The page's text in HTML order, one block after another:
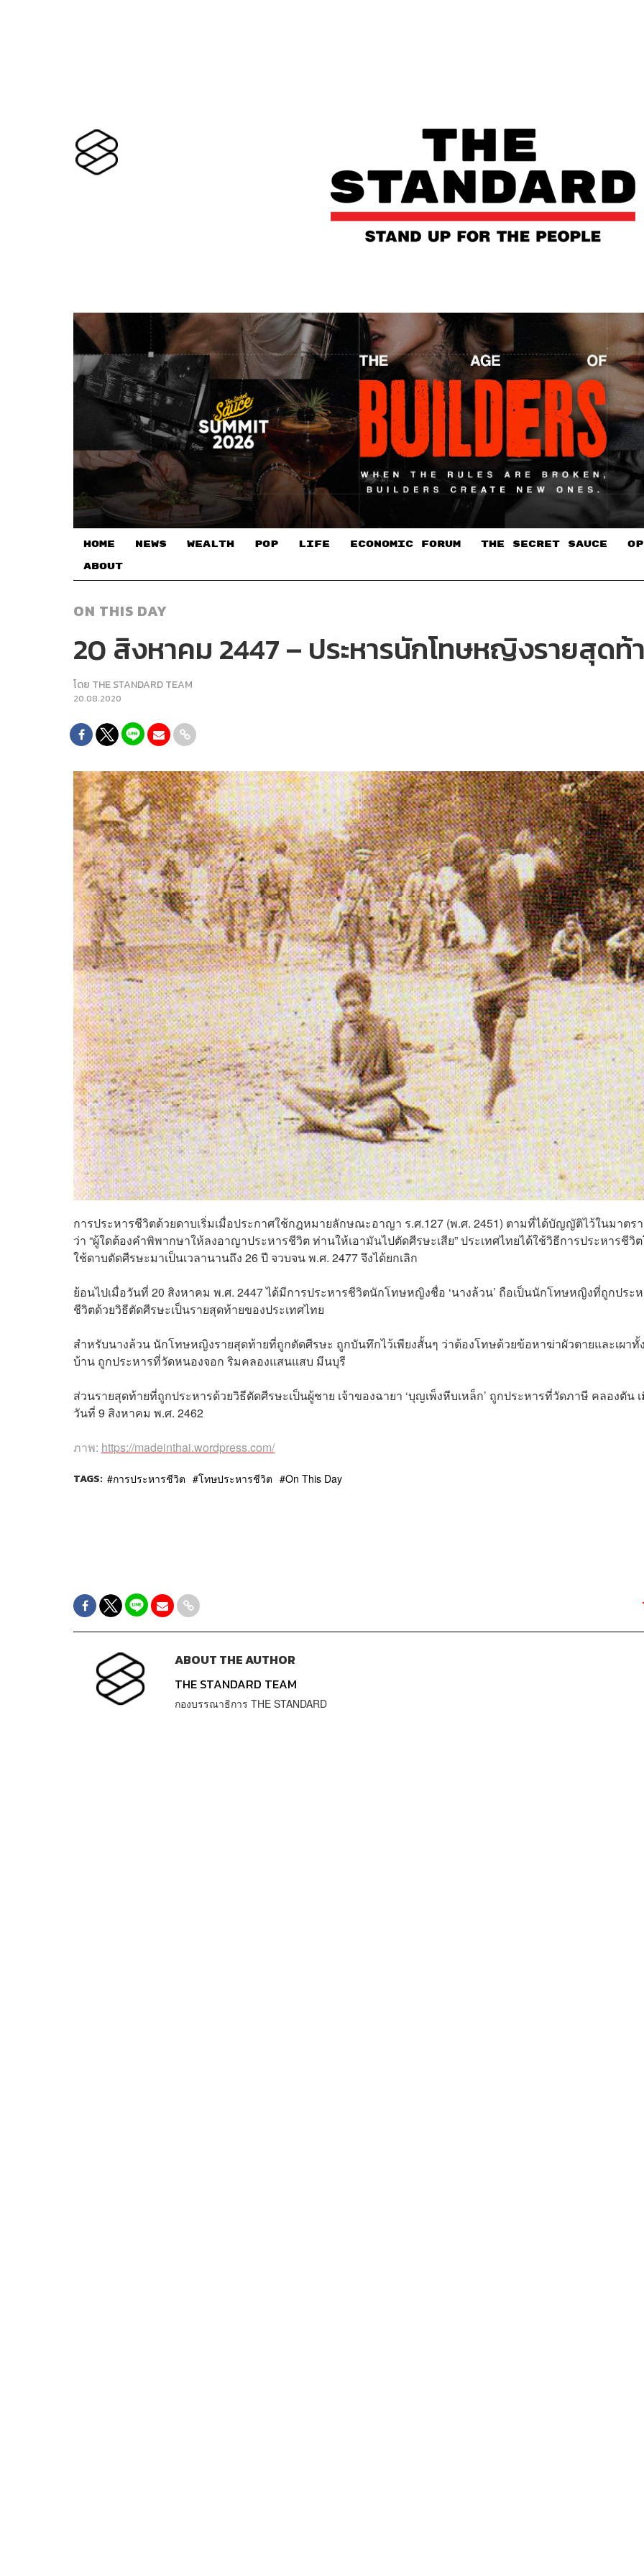
HOME NEWS WEALTH POP LIFE ECONOMIC FORUM THE SECRET SAUCE​
ABOUT
ON THIS DAY
20 สิงหาคม 2447 – ประหารนักโทษหญิงรายสุดท้
โดย THE STANDARD TEAM
20.08.2020
การประหารชีวิตด้วยดาบเริ่มเมื่อประกาศใช้กฎหมายลักษณะอาญา ร.ศ.127 (พ.ศ. 2451) ตามที่ได้บัญญัติไว้ในมาตร
ว่า “ผู้ใดต้องคำพิพากษาให้ลงอาญาประหารชีวิต ท่านให้เอามันไปตัดศีรษะเสีย” ประเทศไทยได้ใช้วิธีการประหารชีวิ
ใช้ดาบตัดศีรษะมาเป็นเวลานานถึง 26 ปี จวบจน พ.ศ. 2477 จึงได้ยกเลิก
ย้อนไปเมื่อวันที่ 20 สิงหาคม พ.ศ. 2447 ได้มีการประหารชีวิตนักโทษหญิงชื่อ ‘นางล้วน’ ถือเป็นนักโทษหญิงที่ถูกประ
ชีวิตด้วยวิธีตัดศีรษะเป็นรายสุดท้ายของประเทศไทย
สำหรับนางล้วน นักโทษหญิงรายสุดท้ายที่ถูกตัดศีรษะ ถูกบันทึกไว้เพียงสั้นๆ ว่าต้องโทษด้วยข้อหาฆ่าผัวตายและเผาทั้ง
บ้าน ถูกประหารที่วัดหนองจอก ริมคลองแสนแสบ มีนบุรี
ส่วนรายสุดท้ายที่ถูกประหารด้วยวิธีตัดศีรษะเป็นผู้ชาย เจ้าของฉายา ‘บุญเพ็งหีบเหล็ก’ ถูกประหารที่วัดภาษี คลองตัน
วันที่ 9 สิงหาคม พ.ศ. 2462
ภาพ: https://madeinthai.wordpress.com/
TAGS: การประหารชีวิต โทษประหารชีวิต On This Day
ABOUT THE AUTHOR
THE STANDARD TEAM
กองบรรณาธิการ THE STANDARD